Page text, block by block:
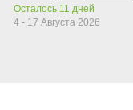
Осталось 11 дней
4 - 17 Августа 2026